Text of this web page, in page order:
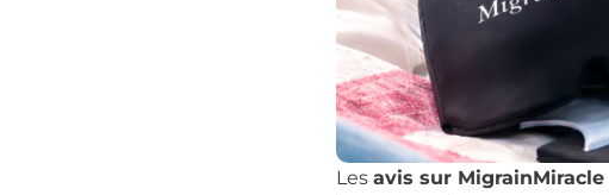
Les avis sur MigrainMiracle